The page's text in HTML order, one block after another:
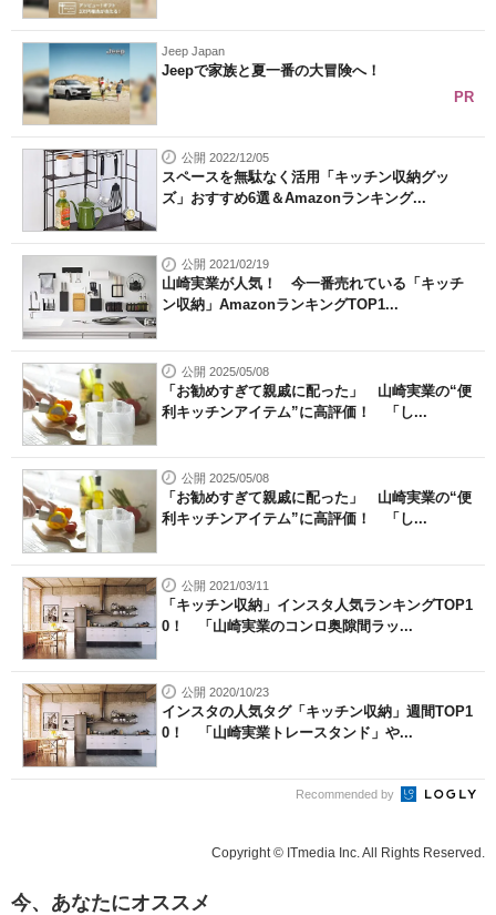
Jeep Japan
Jeepで家族と夏一番の大冒険へ！
PR
公開 2022/12/05
スペースを無駄なく活用「キッチン収納グッ
ズ」おすすめ6選＆Amazonランキング...
公開 2021/02/19
山崎実業が人気！ 今一番売れている「キッチ
ン収納」AmazonランキングTOP1...
公開 2025/05/08
「お勧めすぎて親戚に配った」 山崎実業の“便
利キッチンアイテム”に高評価！ 「し...
公開 2025/05/08
「お勧めすぎて親戚に配った」 山崎実業の“便
利キッチンアイテム”に高評価！ 「し...
公開 2021/03/11
「キッチン収納」インスタ人気ランキングTOP1
0！ 「山崎実業のコンロ奥隙間ラッ...
公開 2020/10/23
インスタの人気タグ「キッチン収納」週間TOP1
0！ 「山崎実業トレースタンド」や...
Recommended by
Copyright © ITmedia Inc. All Rights Reserved.
今、あなたにオススメ